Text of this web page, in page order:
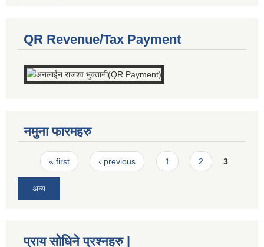
QR Revenue/Tax Payment
नमुना फारमहरु
Pages
« first ‹ previous 1 2 3
अन्य
प्राय सोधिने प्रश्नहरु |